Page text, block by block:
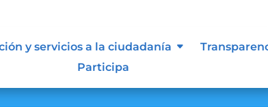
y servicios a la ciudadanía
Participa